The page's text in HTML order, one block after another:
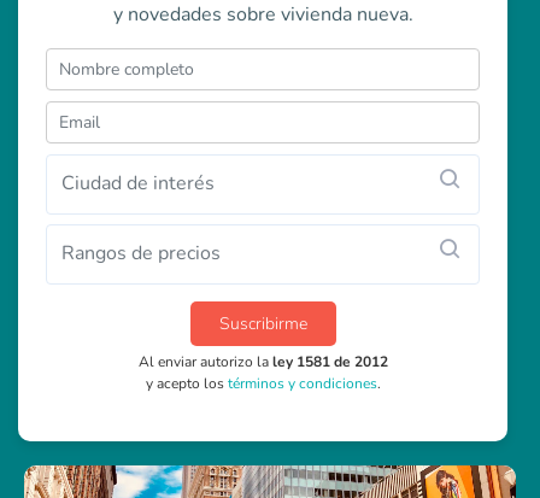
y novedades sobre vivienda nueva.
Ciudad de interés
Rangos de precios
Suscribirme
Al enviar autorizo laley 1581 de 2012
y acepto lostérminos y condiciones.